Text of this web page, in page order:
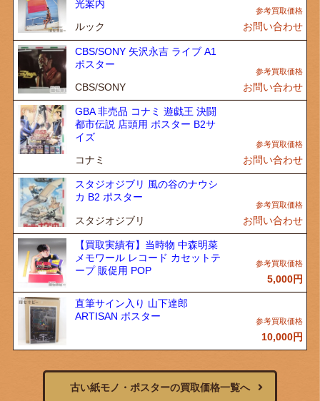
光案内
ルック お問い合わせ
CBS/SONY 矢沢永吉 ライブ A1
ポスター
CBS/SONY お問い合わせ
GBA 非売品 コナミ 遊戯王 決闘
都市伝説 店頭用 ポスター B2サ
イズ
コナミ お問い合わせ
スタジオジブリ 風の谷のナウシ
カ B2 ポスター
スタジオジブリ お問い合わせ
【買取実績有】当時物 中森明菜
メモワール レコード カセットテ
ープ 販促用 POP
5,000円
直筆サイン入り 山下達郎
ARTISAN ポスター
10,000円
古い紙モノ・ポスターの買取価格一覧へ